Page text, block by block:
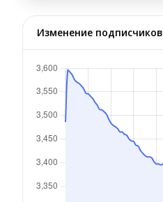
Изменение подписчиков